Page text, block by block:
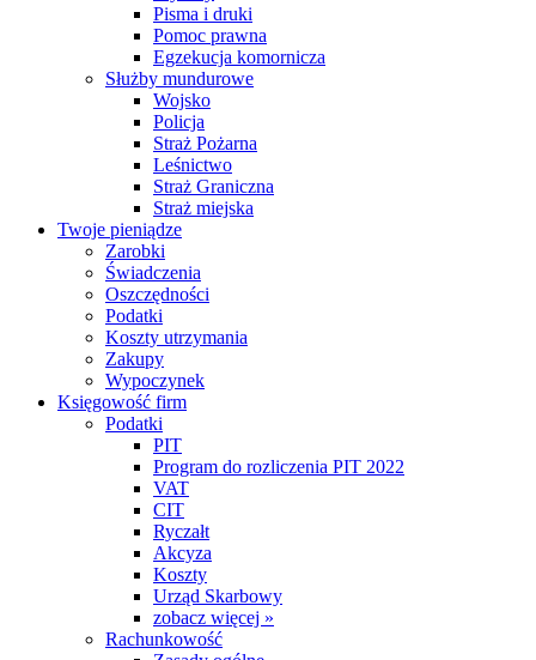
Pisma i druki
Pomoc prawna
Egzekucja komornicza
Służby mundurowe
Wojsko
Policja
Straż Pożarna
Leśnictwo
Straż Graniczna
Straż miejska
Twoje pieniądze
Zarobki
Świadczenia
Oszczędności
Podatki
Koszty utrzymania
Zakupy
Wypoczynek
Księgowość firm
Podatki
PIT
Program do rozliczenia PIT 2022
VAT
CIT
Ryczałt
Akcyza
Koszty
Urząd Skarbowy
zobacz więcej »
Rachunkowość